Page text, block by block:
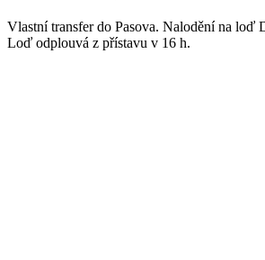
Vlastní transfer do Pasova. Nalodění na loď
Loď odplouvá z přístavu v 16 h.